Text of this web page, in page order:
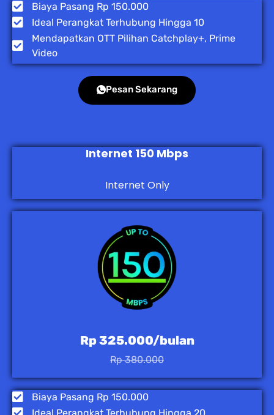
Biaya Pasang Rp 150.000
Ideal Perangkat Terhubung Hingga 10
Mendapatkan OTT Pilihan Catchplay+, Prime
Video
Pesan Sekarang
Internet 150 Mbps
Internet Only
Rp 325.000/bulan
Rp 380.000
Biaya Pasang Rp 150.000